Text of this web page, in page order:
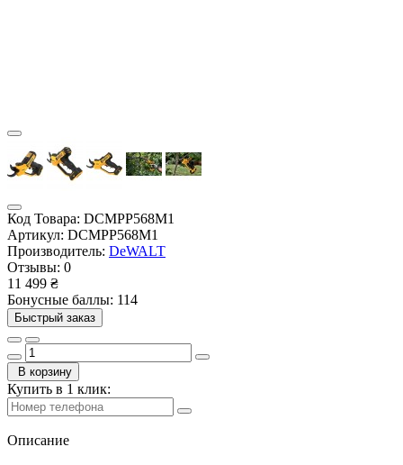
Код Товара: DCMPP568M1
Артикул: DCMPP568M1
Производитель: DeWALT
Отзывы: 0
11 499 ₴
Бонусные баллы: 114
Быстрый заказ
В корзину
Купить в 1 клик:
Описание